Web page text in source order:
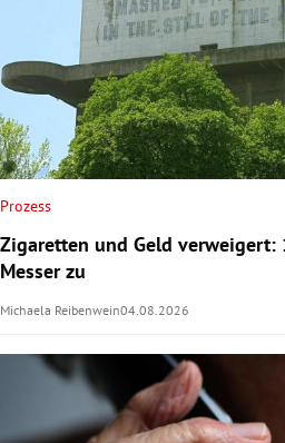
Prozess
Zigaretten und Geld verweigert:
Messer zu
Michaela Reibenwein04.08.2026